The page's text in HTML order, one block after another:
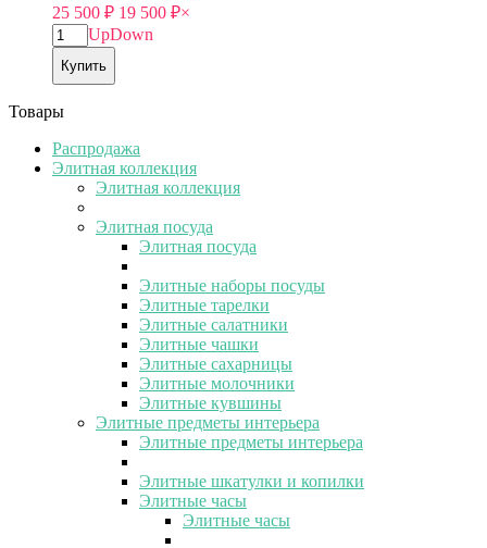
25 500 ₽ 19 500 ₽×
UpDown
Купить
Товары
Распродажа
Элитная коллекция
Элитная коллекция
Элитная посуда
Элитная посуда
Элитные наборы посуды
Элитные тарелки
Элитные салатники
Элитные чашки
Элитные сахарницы
Элитные молочники
Элитные кувшины
Элитные предметы интерьера
Элитные предметы интерьера
Элитные шкатулки и копилки
Элитные часы
Элитные часы